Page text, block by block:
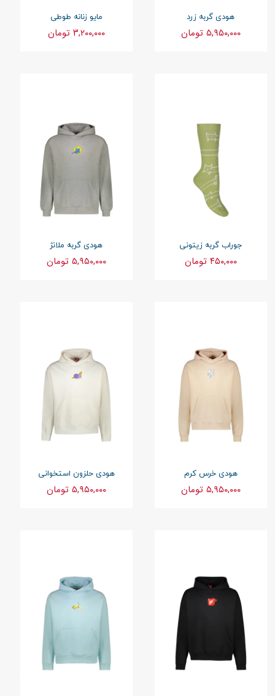
هودی گربه زرد
۵,۹۵۰,۰۰۰ تومان
مایو زنانه طوطی
۳,۲۰۰,۰۰۰ تومان
جوراب گربه زیتونی
۴۵۰,۰۰۰ تومان
هودی گربه ملانژ
۵,۹۵۰,۰۰۰ تومان
هودی خرس کرم
۵,۹۵۰,۰۰۰ تومان
هودی حلزون استخوانی
۵,۹۵۰,۰۰۰ تومان